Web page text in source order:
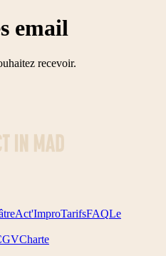
email
recevoir.
Act'ImproTarifsFAQLe
Charte